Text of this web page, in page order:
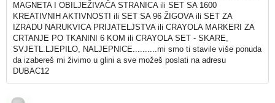
MAGNETA I OBILJEŽIVAČA STRANICA ili SET SA 1600
KREATIVNIH AKTIVNOSTI ili SET SA 96 ŽIGOVA ili SET ZA
IZRADU NARUKVICA PRIJATELJSTVA ili CRAYOLA MARKERI ZA
CRTANJE PO TKANINI 6 KOM ili CRAYOLA SET - SKARE,
SVJETL.LJEPILO, NALJEPNICE..........mi smo ti stavile više ponuda
da izabereš mi živimo u glini a sve možeš poslati na adresu
DUBAC12